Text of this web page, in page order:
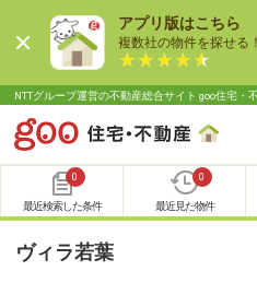
アプリ版はこちら
複数社の物件を探せる！
NTTグループ運営の不動産総合サイト goo住宅・
0
最近検索した条件
0
最近見た物件
ヴィラ若葉